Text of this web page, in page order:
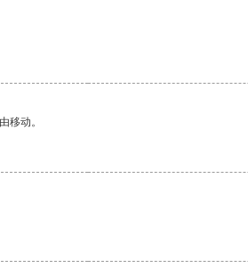
移动。